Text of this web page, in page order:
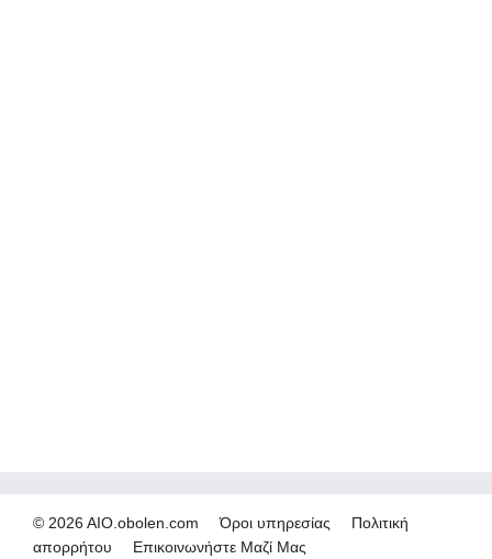
© 2026 AIO.obolen.com Όροι υπηρεσίας
Πολιτική
απορρήτου
Επικοινωνήστε Μαζί Μας